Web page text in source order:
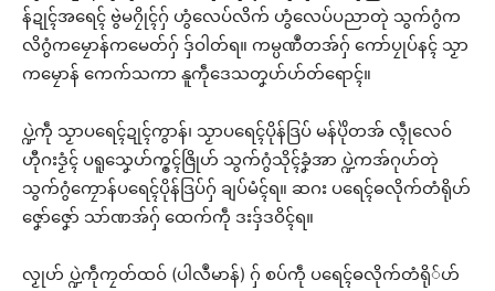
န်ဍုၚ်အရေၚ် ဗွဲမဂၠိုၚ်ဂှ် ဟွံလေပ်လိက် ဟွံလေပ်ပညာတုဲ သွက်ဂွံက
လိဂွံကမၠောန်ကမေတ်ဂှ် ဒှ်ဝါတ်ရ။ ကမ္ပဏဳတအ်ဂှ် ကော်ပၠုပ်နၚ် သၟာ
ကမၠောန် ကေက်သကာ နူကဵုဒေသတၞဟ်ဟ်တ်ရောၚ်။
ပ္ဍဲကဵု သၟာပရေၚ်ဍုၚ်ကွာန်၊ သၟာပရေၚ်ပိုန်ဒြပ် မန်ပိုဲတအ် လ္ၚဵုလေဝ်
ဟီုဂးဒၟံၚ် ပရူသၞေဟ်က္ၜၚ်ဇြိုဟ် သွက်ဂွံသိုၚ်ခၞံအာ ပ္ဍဲကအ်ဂုဟ်တုဲ
သွက်ဂွံကၠောန်ပရေၚ်ပိုန်ဒြပ်ဂှ် ချပ်မံၚ်ရ။ ဆဂး ပရေၚ်ဓလိုက်တံရိုဟ်
ဇၞော်ဇၞော် သာ်ဏအ်ဂှ် ထေက်ကဵု ဒးဒှ်ဒဝိၚ်ရ။
လၟုဟ် ပ္ဍဲကဵုကၠတ်ထဝ် (ပါလဳမာန်) ဂှ် စပ်ကဵု ပရေၚ်ဓလိုက်တံရို်ဟ်